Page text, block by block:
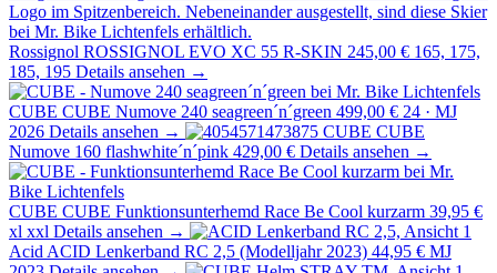
Rossignol ROSSIGNOL EVO XC 55 R-SKIN 245,00 € 165, 175,
185, 195 Details ansehen →
CUBE CUBE Numove 240 seagreen´n´green 499,00 € 24 · MJ
2026 Details ansehen → CUBE CUBE
Numove 160 flashwhite´n´pink 429,00 € Details ansehen →
CUBE CUBE Funktionsunterhemd Race Be Cool kurzarm 39,95 €
xl xxl Details ansehen →
Acid ACID Lenkerband RC 2,5 (Modelljahr 2023) 44,95 € MJ